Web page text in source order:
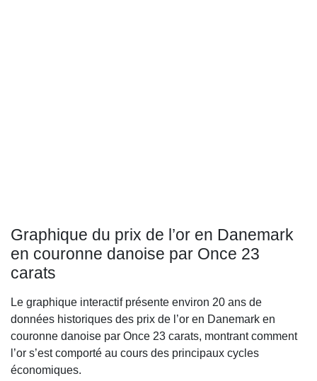
Graphique du prix de l’or en Danemark
en couronne danoise par Once 23
carats
Le graphique interactif présente environ 20 ans de
données historiques des prix de l’or en Danemark en
couronne danoise par Once 23 carats, montrant comment
l’or s’est comporté au cours des principaux cycles
économiques.